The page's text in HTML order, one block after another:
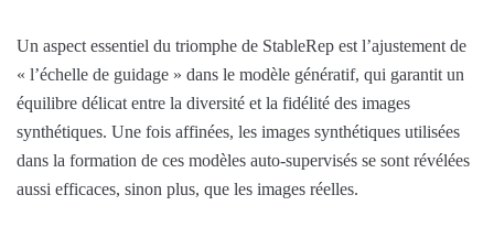
Un aspect essentiel du triomphe de StableRep est l’ajustement de
« l’échelle de guidage » dans le modèle génératif, qui garantit un
équilibre délicat entre la diversité et la fidélité des images
synthétiques. Une fois affinées, les images synthétiques utilisées
dans la formation de ces modèles auto-supervisés se sont révélées
aussi efficaces, sinon plus, que les images réelles.